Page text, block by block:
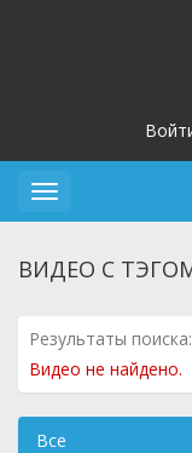
Toggle
ВИДЕО С
Результаты поиска:
Видео не найдено.
Все